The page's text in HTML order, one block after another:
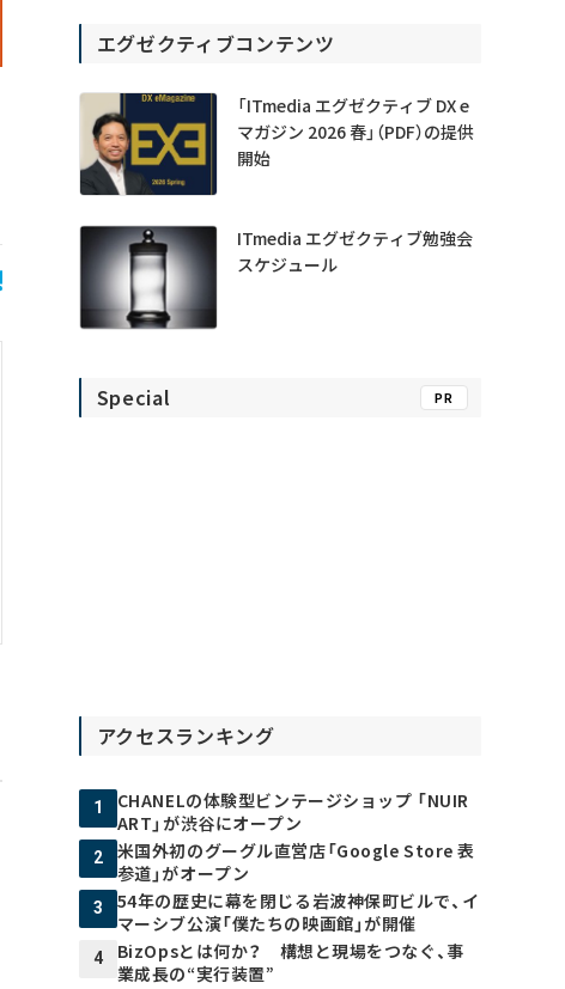
エグゼクティブコンテンツ
「ITmedia エグゼクティブ DX e
マガジン 2026 春」（PDF）の提供
開始
ITmedia エグゼクティブ勉強会
スケジュール
Special PR
アクセスランキング
1
CHANELの体験型ビンテージショップ 「NUIR
ART」が渋谷にオープン
2
米国外初のグーグル直営店「Google Store 表
参道」がオープン
3
54年の歴史に幕を閉じる岩波神保町ビルで、イ
マーシブ公演「僕たちの映画館」が開催
4
BizOpsとは何か？ 構想と現場をつなぐ、事
業成長の“実行装置”